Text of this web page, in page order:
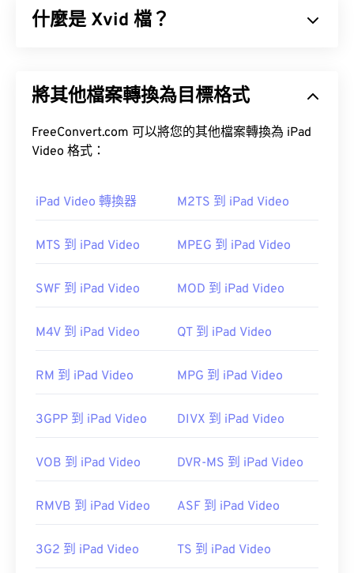
什麼是 Xvid 檔？
Xvid 實現了ISO MPEG-4 標準。它使用“有損”壓縮，
如何開啟 Xvid 檔案？
啟。 DivX 為 PC 開發了 Xvid，但它也可以在 Mac
和MPlayer 。目前，Xvid 不支援字幕或互動式選
AutoGK
初始發布：2001
將其他檔案轉換為目標格式
FreeConvert.com 可以將您的其他檔案轉換為 iPad
Video 格式：
iPad Video 轉換器 M2TS 到 iPad Video
MTS 到 iPad Video MPEG 到 iPad Video
SWF 到 iPad Video MOD 到 iPad Video
M4V 到 iPad Video QT 到 iPad Video
RM 到 iPad Video MPG 到 iPad Video
3GPP 到 iPad Video DIVX 到 iPad Video
VOB 到 iPad Video DVR-MS 到 iPad Video
RMVB 到 iPad Video ASF 到 iPad Video
3G2 到 iPad Video TS 到 iPad Video